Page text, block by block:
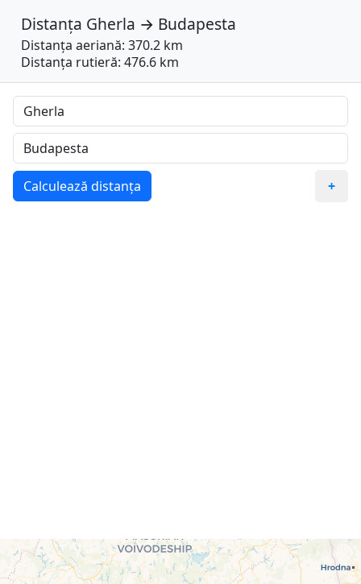
Distanța Gherla → Budapesta
Distanța aeriană: 370.2 km
Distanța rutieră: 476.6 km
Calculează distanța +